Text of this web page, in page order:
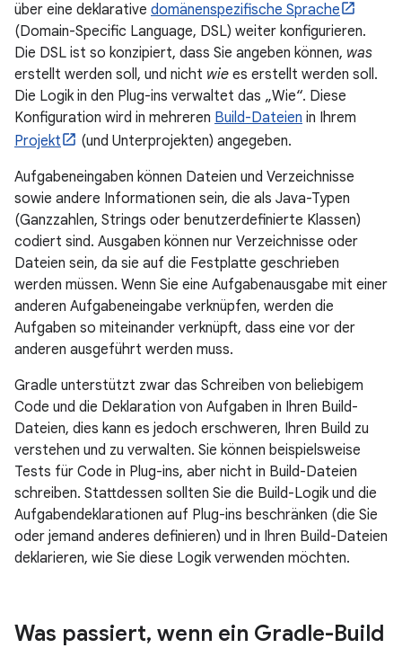
über eine deklarative domänenspezifische Sprache
(Domain-Specific Language, DSL) weiter konfigurieren.
Die DSL ist so konzipiert, dass Sie angeben können, was
erstellt werden soll, und nicht wie es erstellt werden soll.
Die Logik in den Plug-ins verwaltet das „Wie“. Diese
Konfiguration wird in mehreren Build-Dateien in Ihrem
Projekt
(und Unterprojekten) angegeben.
Aufgabeneingaben können Dateien und Verzeichnisse
sowie andere Informationen sein, die als Java-Typen
(Ganzzahlen, Strings oder benutzerdefinierte Klassen)
codiert sind. Ausgaben können nur Verzeichnisse oder
Dateien sein, da sie auf die Festplatte geschrieben
werden müssen. Wenn Sie eine Aufgabenausgabe mit einer
anderen Aufgabeneingabe verknüpfen, werden die
Aufgaben so miteinander verknüpft, dass eine vor der
anderen ausgeführt werden muss.
Gradle unterstützt zwar das Schreiben von beliebigem
Code und die Deklaration von Aufgaben in Ihren Build-
Dateien, dies kann es jedoch erschweren, Ihren Build zu
verstehen und zu verwalten. Sie können beispielsweise
Tests für Code in Plug-ins, aber nicht in Build-Dateien
schreiben. Stattdessen sollten Sie die Build-Logik und die
Aufgabendeklarationen auf Plug-ins beschränken (die Sie
oder jemand anderes definieren) und in Ihren Build-Dateien
deklarieren, wie Sie diese Logik verwenden möchten.
Was passiert, wenn ein Gradle-Build